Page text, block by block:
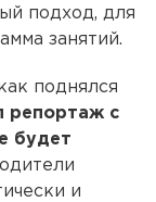
подход, для
занятий.
поднялся
репортаж с
будет
и